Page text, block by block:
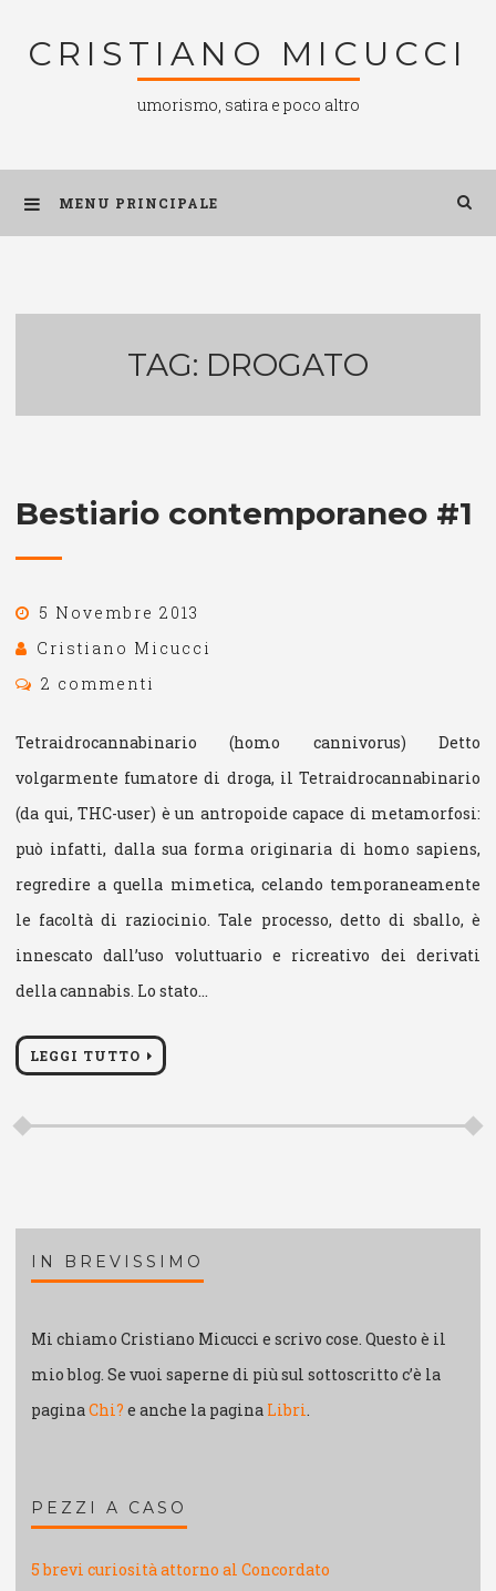
CRISTIANO MICUCCI
umorismo, satira e poco altro
MENU PRINCIPALE
TAG: DROGATO
Bestiario contemporaneo #1
5 Novembre 2013
Cristiano Micucci
2 commenti
Tetraidrocannabinario (homo cannivorus) Detto
volgarmente fumatore di droga, il Tetraidrocannabinario
(da qui, THC-user) è un antropoide capace di metamorfosi:
può infatti, dalla sua forma originaria di homo sapiens,
regredire a quella mimetica, celando temporaneamente
le facoltà di raziocinio. Tale processo, detto di sballo, è
innescato dall’uso voluttuario e ricreativo dei derivati
della cannabis. Lo stato…
LEGGI TUTTO
IN BREVISSIMO
Mi chiamo Cristiano Micucci e scrivo cose. Questo è il
mio blog. Se vuoi saperne di più sul sottoscritto c’è la
paginaChi? e anche la pagina Libri.
PEZZI A CASO
5 brevi curiosità attorno al Concordato